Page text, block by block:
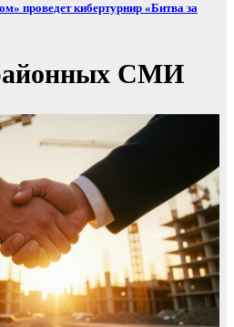
проведет кибертурнир «Битва за